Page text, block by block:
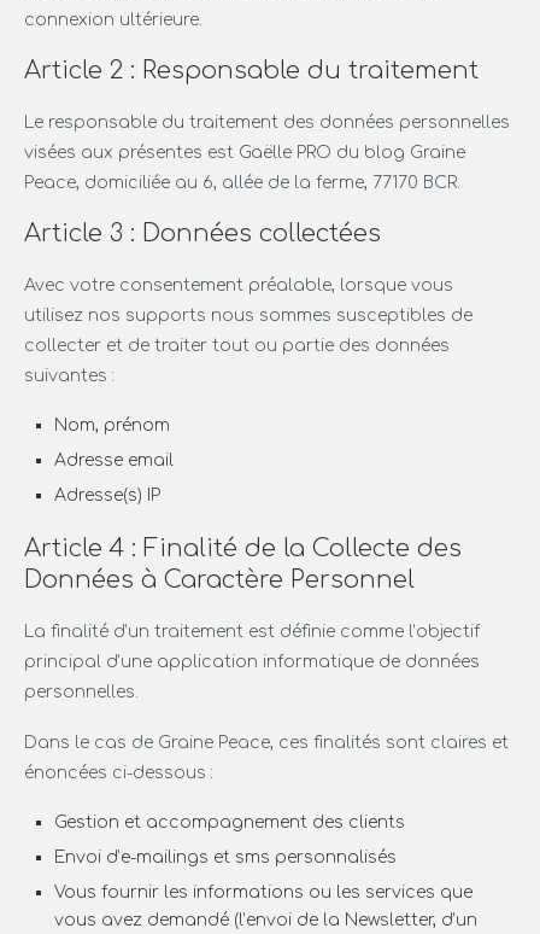
connexion ultérieure.
Article 2 : Responsable du traitement
Le responsable du traitement des données personnelles
visées aux présentes est Gaëlle PRO du blog Graine
Peace, domiciliée au 6, allée de la ferme, 77170 BCR.
Article 3 : Données collectées
Avec votre consentement préalable, lorsque vous
utilisez nos supports nous sommes susceptibles de
collecter et de traiter tout ou partie des données
suivantes :
Nom, prénom
Adresse email
Adresse(s) IP
Article 4 : Finalité de la Collecte des
Données à Caractère Personnel
La finalité d’un traitement est définie comme l’objectif
principal d’une application informatique de données
personnelles.
Dans le cas de Graine Peace, ces finalités sont claires et
énoncées ci-dessous :
Gestion et accompagnement des clients
Envoi d’e-mailings et sms personnalisés
Vous fournir les informations ou les services que
vous avez demandé (l’envoi de la Newsletter, d’un